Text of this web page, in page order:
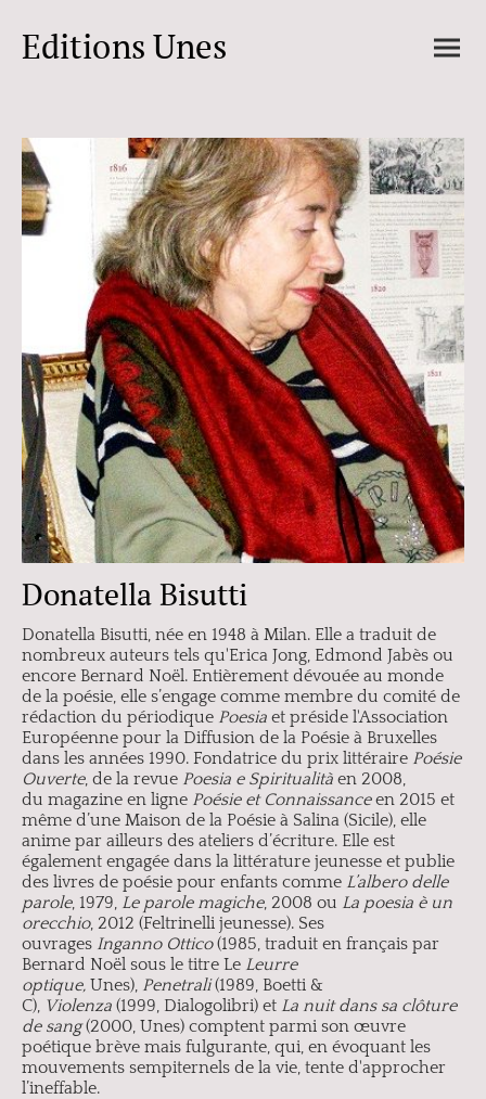
Editions Unes
Donatella Bisutti
Donatella Bisutti, née en 1948 à Milan. Elle a traduit de
nombreux auteurs tels qu'Erica Jong, Edmond Jabès ou
encore Bernard Noël. Entièrement dévouée au monde
de la poésie, elle s’engage comme membre du comité de
rédaction du périodique Poesia et préside l'Association
Européenne pour la Diffusion de la Poésie à Bruxelles
dans les années 1990. Fondatrice du prix littéraire Poésie
Ouverte, de la revue Poesia e Spiritualità en 2008,
du magazine en ligne Poésie et Connaissanceen 2015 et
même d’une Maison de la Poésie à Salina (Sicile), elle
anime par ailleurs des ateliers d’écriture. Elle est
également engagée dans la littérature jeunesse et publie
des livres de poésie pour enfants comme L’albero delle
parole, 1979, Le parole magiche, 2008 ou La poesia è un
orecchio, 2012 (Feltrinelli jeunesse). Ses
ouvrages Inganno Ottico(1985, traduit en français par
Bernard Noël sous le titre Le Leurre
optique, Unes), Penetrali(1989, Boetti &
C), Violenza (1999, Dialogolibri) et La nuit dans sa clôture
de sang(2000, Unes) comptent parmi son œuvre
poétique brève mais fulgurante, qui, en évoquant les
mouvements sempiternels de la vie, tente d'approcher
l’ineffable.